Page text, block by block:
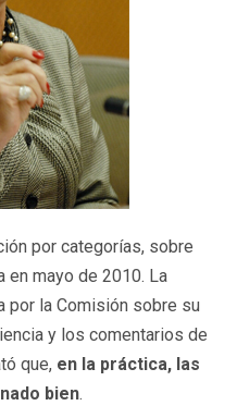
por categorías, sobre
mayo de 2010. La
por la Comisión sobre su
y los comentarios de
que, en la práctica, las
bien.